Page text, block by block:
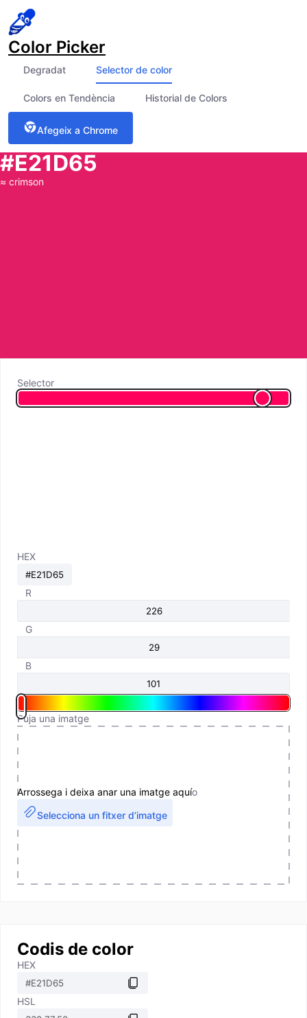
Color Picker
Degradat Selector de color
Colors en Tendència Historial de Colors
Afegeix a Chrome
#E21D65
≈ crimson
Selector
HEX
R
G
B
Puja una imatge
Arrossega i deixa anar una imatge aquío
Selecciona un fitxer d’imatge
Codis de color
HEX
HSL